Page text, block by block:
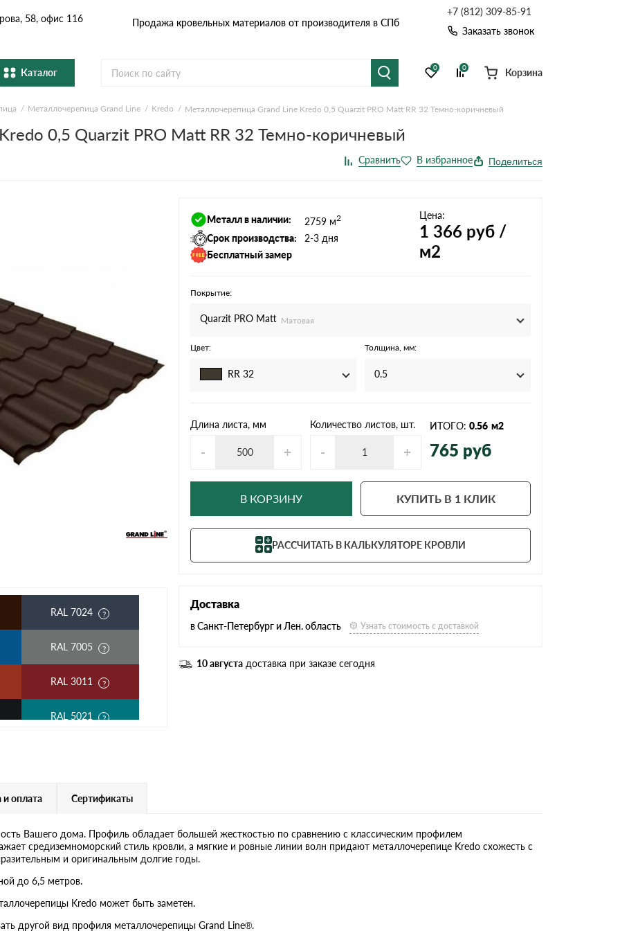
Продажа кровельных материалов от производителя в СПб
58, офис 116
+7 (812) 309-85-91
Заказать звонок
Расчет кровли из профнастила
Расчет забора
Каталог
Металлочерепица Гибкая черепица Рулонная кровля
Натуральная керамическая
Ондулин Смарт
0 0 Корзина
Металлочерепица Grand Line Kredo Металлочерепица Grand Line Kredo 0,5 Quarzit PRO Matt RR 32 Темно-коричневый
0,5 Quarzit PRO Matt RR 32 Темно-коричневый
Поделиться
RAL 7024
RAL 7005
RAL 3011
RAL 5021
RAL 9006
RR 23
Металл в наличии: 2759 м2
Срок производства:
2-3 дня
Бесплатный замер
Цена:
1 366 руб /
м2
Покрытие:
Quarzit PRO Matt Матовая
Цвет:
RR 32
Толщина, мм:
0.5
Длина листа, мм
- +
Количество листов, шт.
- +
ИТОГО: 0.56 м2
765 руб
В КОРЗИНУ КУПИТЬ В 1 КЛИК
РАССЧИТАТЬ В КАЛЬКУЛЯТОРЕ КРОВЛИ
Доставка
в Санкт-Петербург и Лен. область Узнать стоимость с доставкой
10 августа доставка при заказе сегодня
и оплата Сертификаты
Вашего дома. Профиль обладает большей жесткостью по сравнению с классическим профилем
средиземноморский стиль кровли, а мягкие и ровные линии волн придают металлочерепице Kredo схожесть с
и оригинальным долгие годы.
до 6,5 метров.
Kredo может быть заметен.
другой вид профиля металлочерепицы Grand Line®.